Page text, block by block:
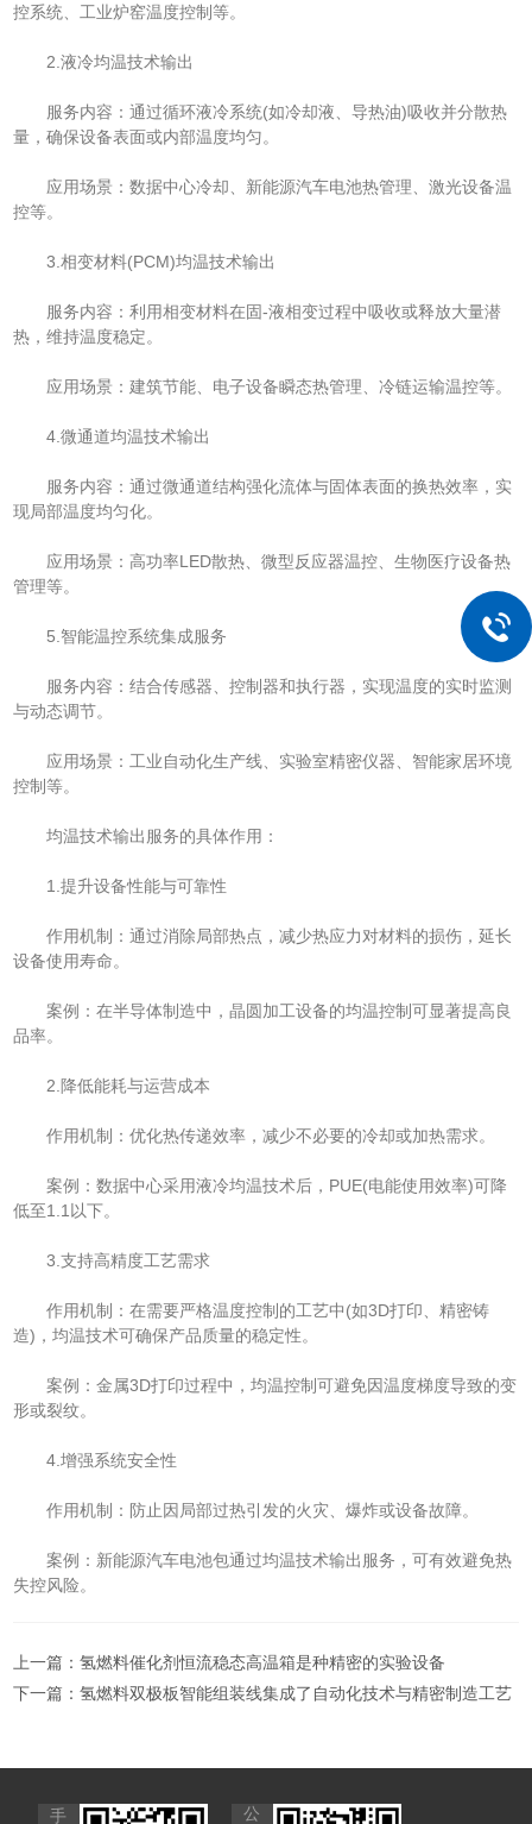
控系统、工业炉窑温度控制等。
2.液冷均温技术输出
服务内容：通过循环液冷系统(如冷却液、导热油)吸收并分散热
量，确保设备表面或内部温度均匀。
应用场景：数据中心冷却、新能源汽车电池热管理、激光设备温
控等。
3.相变材料(PCM)均温技术输出
服务内容：利用相变材料在固-液相变过程中吸收或释放大量潜
热，维持温度稳定。
应用场景：建筑节能、电子设备瞬态热管理、冷链运输温控等。
4.微通道均温技术输出
服务内容：通过微通道结构强化流体与固体表面的换热效率，实
现局部温度均匀化。
应用场景：高功率LED散热、微型反应器温控、生物医疗设备热
管理等。
5.智能温控系统集成服务
服务内容：结合传感器、控制器和执行器，实现温度的实时监测
与动态调节。
应用场景：工业自动化生产线、实验室精密仪器、智能家居环境
控制等。
均温技术输出服务的具体作用：
1.提升设备性能与可靠性
作用机制：通过消除局部热点，减少热应力对材料的损伤，延长
设备使用寿命。
案例：在半导体制造中，晶圆加工设备的均温控制可显著提高良
品率。
2.降低能耗与运营成本
作用机制：优化热传递效率，减少不必要的冷却或加热需求。
案例：数据中心采用液冷均温技术后，PUE(电能使用效率)可降
低至1.1以下。
3.支持高精度工艺需求
作用机制：在需要严格温度控制的工艺中(如3D打印、精密铸
造)，均温技术可确保产品质量的稳定性。
案例：金属3D打印过程中，均温控制可避免因温度梯度导致的变
形或裂纹。
4.增强系统安全性
作用机制：防止因局部过热引发的火灾、爆炸或设备故障。
案例：新能源汽车电池包通过均温技术输出服务，可有效避免热
失控风险。
上一篇：氢燃料催化剂恒流稳态高温箱是种精密的实验设备
下一篇：氢燃料双极板智能组装线集成了自动化技术与精密制造工艺
手
公